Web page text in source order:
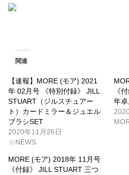
関連
【速報】MORE (モア) 2021
年 02月号 《特別付録》 JILL
STUART（ジルスチュアー
ト）カードミラー＆ジュエル
ブラシSET
2020年11月26日
☆NEWS
《
年
MORE (モア) 2018年 11月号
《付録》 JILL STUART 三つ